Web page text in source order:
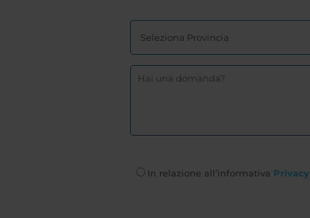
In relazione all’informativa Privacy